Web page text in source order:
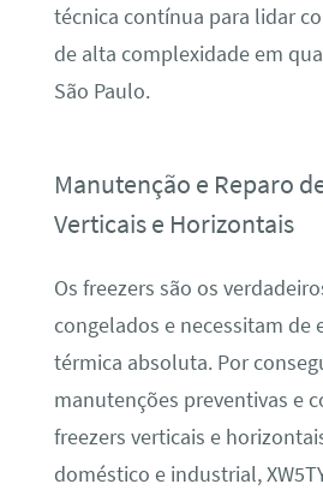
técnica contínua para lidar
de alta complexidade em
São Paulo.
Manutenção e Reparo
Verticais e Horizontais
Os freezers são os
congelados e necessitam de
térmica absoluta. Por
manutenções preventivas e
freezers verticais e
doméstico e industrial,